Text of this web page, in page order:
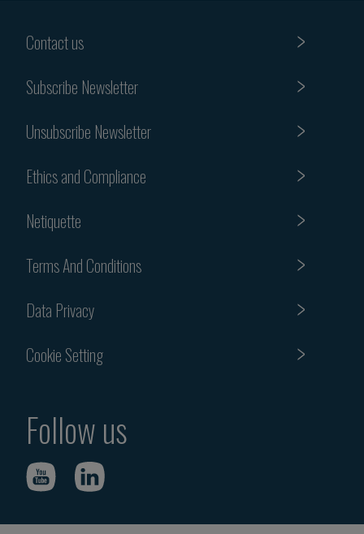
Contact us
Subscribe Newsletter
Unsubscribe Newsletter
Ethics and Compliance
Netiquette
Terms And Conditions
Data Privacy
Cookie Setting
Follow us